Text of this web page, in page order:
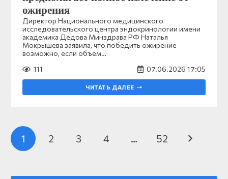
ожирения
Директор Национального медицинского
исследовательского центра эндокринологии имени
академика Дедова Минздрава РФ Наталья
Мокрышева заявила, что победить ожирение
возможно, если объем…
111
07.06.2026 17:05
ЧИТАТЬ ДАЛЕЕ
1 2 3 4 … 52